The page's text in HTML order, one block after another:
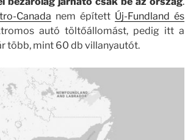
Canada nem épített Új-Fundland és
autó töltőállomást, pedig itt a
több, mint 60 db villanyautót.